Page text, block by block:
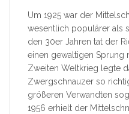
Um 1925 war der
wesentlich populärer als
den 30er Jahren tat der
einen gewaltigen Sprung
Zweiten Weltkrieg legte
Zwergschnauzer so
größeren Verwandten
1956 erhielt der